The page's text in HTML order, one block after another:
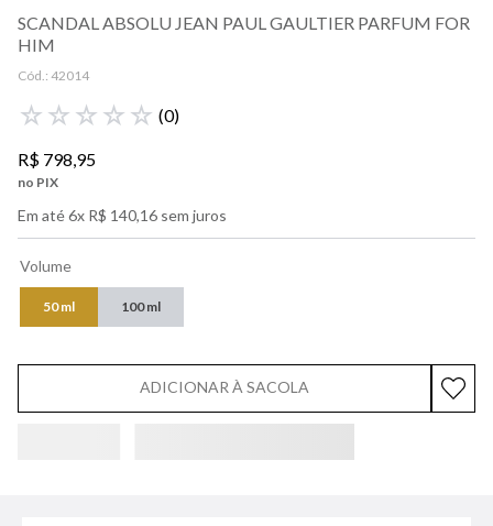
For Him
SCANDAL ABSOLU JEAN PAUL GAULTIER PARFUM FOR
HIM
Cód.: 42014
☆ ☆ ☆ ☆ ☆ (0)
R$ 798,95
no PIX
Em até6x R$ 140,16 sem juros
Volume
50 ml 100 ml
ADICIONAR À SACOLA